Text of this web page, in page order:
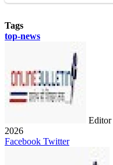
Tags
top-news
Editor
2026
Facebook TwitterLinkedIn
Share
Print